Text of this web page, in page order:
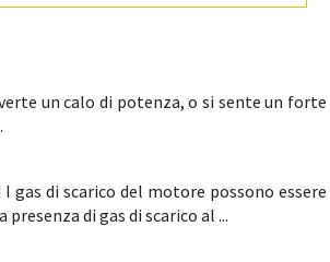
un calo di potenza, o si sente un forte
I gas di scarico del motore possono essere
di gas di scarico al ...